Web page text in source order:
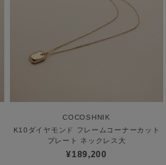
COCOSHNIK
K10ダイヤモンド フレームコーナーカット
プレート ネックレス大
¥189,200